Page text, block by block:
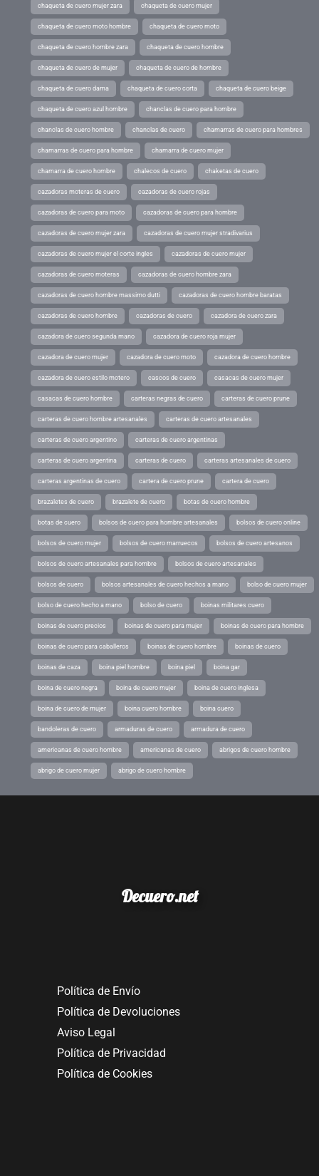
chaqueta de cuero mujer zara chaqueta de cuero mujer
chaqueta de cuero moto hombre chaqueta de cuero moto
chaqueta de cuero hombre zara chaqueta de cuero hombre
chaqueta de cuero de mujer chaqueta de cuero de hombre
chaqueta de cuero dama chaqueta de cuero corta chaqueta de cuero beige
chaqueta de cuero azul hombre chanclas de cuero para hombre
chanclas de cuero hombre chanclas de cuero chamarras de cuero para hombres
chamarras de cuero para hombre chamarra de cuero mujer
chamarra de cuero hombre chalecos de cuero chaketas de cuero
cazadoras moteras de cuero cazadoras de cuero rojas
cazadoras de cuero para moto cazadoras de cuero para hombre
cazadoras de cuero mujer zara cazadoras de cuero mujer stradivarius
cazadoras de cuero mujer el corte ingles cazadoras de cuero mujer
cazadoras de cuero moteras cazadoras de cuero hombre zara
cazadoras de cuero hombre massimo dutti cazadoras de cuero hombre baratas
cazadoras de cuero hombre cazadoras de cuero cazadora de cuero zara
cazadora de cuero segunda mano cazadora de cuero roja mujer
cazadora de cuero mujer cazadora de cuero moto cazadora de cuero hombre
cazadora de cuero estilo motero cascos de cuero casacas de cuero mujer
casacas de cuero hombre carteras negras de cuero carteras de cuero prune
carteras de cuero hombre artesanales carteras de cuero artesanales
carteras de cuero argentino carteras de cuero argentinas
carteras de cuero argentina carteras de cuero carteras artesanales de cuero
carteras argentinas de cuero cartera de cuero prune cartera de cuero
brazaletes de cuero brazalete de cuero botas de cuero hombre
botas de cuero bolsos de cuero para hombre artesanales bolsos de cuero online
bolsos de cuero mujer bolsos de cuero marruecos bolsos de cuero artesanos
bolsos de cuero artesanales para hombre bolsos de cuero artesanales
bolsos de cuero bolsos artesanales de cuero hechos a mano bolso de cuero mujer
bolso de cuero hecho a mano bolso de cuero boinas militares cuero
boinas de cuero precios boinas de cuero para mujer boinas de cuero para hombre
boinas de cuero para caballeros boinas de cuero hombre boinas de cuero
boinas de caza boina piel hombre boina piel boina gar
boina de cuero negra boina de cuero mujer boina de cuero inglesa
boina de cuero de mujer boina cuero hombre boina cuero
bandoleras de cuero armaduras de cuero armadura de cuero
americanas de cuero hombre americanas de cuero abrigos de cuero hombre
abrigo de cuero mujer abrigo de cuero hombre
Decuero.net
Política de Envío
Política de Devoluciones
Aviso Legal
Política de Privacidad
Política de Cookies